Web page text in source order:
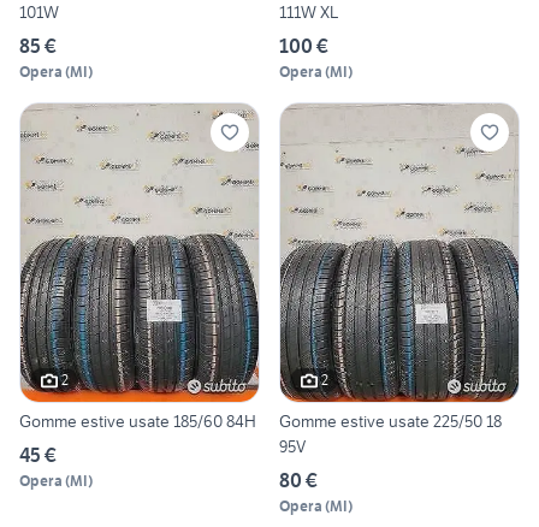
101W
85 €
Opera (MI)
111W XL
100 €
Opera (MI)
2
Gomme estive usate 185/60 84H
45 €
Opera (MI)
2
Gomme estive usate 225/50 18
95V
80 €
Opera (MI)